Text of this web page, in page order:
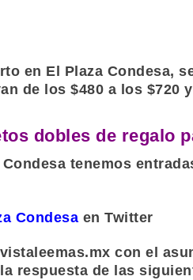
en El Plaza Condesa,
de los $480 a los $720
dobles de regalo
tenemos
Condesa en Twitter
con el
respuesta de las